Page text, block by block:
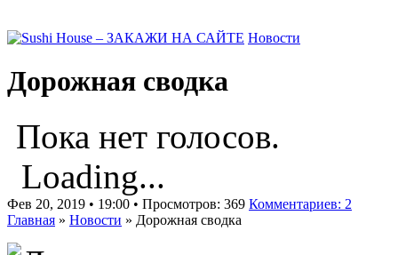
Новости
Дорожная сводка
Пока нет голосов.
Loading...
Фев 20, 2019 • 19:00 • Просмотров: 369 Комментариев: 2
Главная » Новости » Дорожная сводка